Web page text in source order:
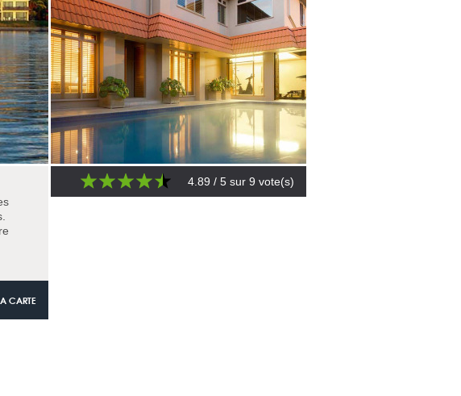
CARTE
4.89 / 5 sur 9 vote(s)